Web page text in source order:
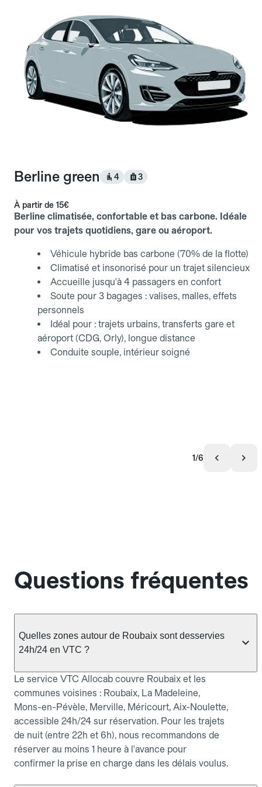
Berline green 4 3
À partir de 15€
Berline climatisée, confortable et bas carbone. Idéale
pour vos trajets quotidiens, gare ou aéroport.
Véhicule hybride bas carbone (70% de la flotte)
Climatisé et insonorisé pour un trajet silencieux
Accueille jusqu'à 4 passagers en confort
Soute pour 3 bagages : valises, malles, effets
personnels
Idéal pour : trajets urbains, transferts gare et
aéroport (CDG, Orly), longue distance
Conduite souple, intérieur soigné
1/6
Questions fréquentes
Quelles zones autour de Roubaix sont desservies
24h/24 en VTC ?
Le service VTC Allocab couvre Roubaix et les
communes voisines : Roubaix, La Madeleine,
Mons-en-Pévèle, Merville, Méricourt, Aix-Noulette,
accessible 24h/24 sur réservation. Pour les trajets
de nuit (entre 22h et 6h), nous recommandons de
réserver au moins 1 heure à l'avance pour
confirmer la prise en charge dans les délais voulus.